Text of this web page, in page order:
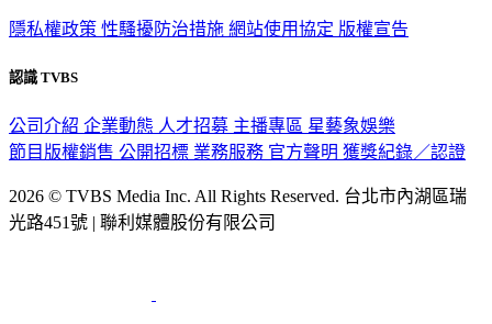
隱私權政策 性騷擾防治措施 網站使用協定 版權宣告
認識 TVBS
公司介紹 企業動態 人才招募 主播專區 星藝象娛樂
節目版權銷售 公開招標 業務服務 官方聲明 獲獎紀錄／認證
2026 © TVBS Media Inc. All Rights Reserved. 台北市內湖區瑞
光路451號 | 聯利媒體股份有限公司